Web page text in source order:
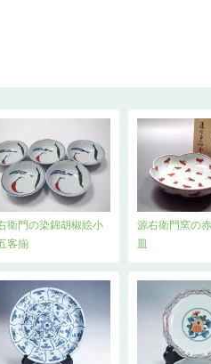
衛門の染錦胡椒絵小
客揃
源右衛門窯の
皿